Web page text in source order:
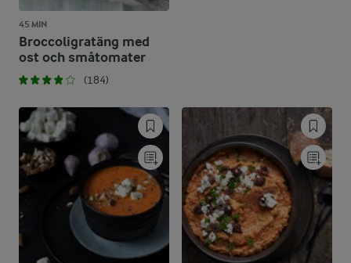
45 MIN
Broccoligratäng med
ost och småtomater
(184)